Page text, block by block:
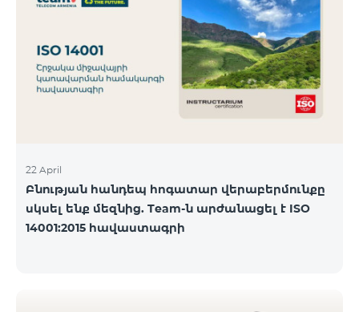
գրաֆիկը Երևան Կիլիկիա 09:00-18:00 09:00-17:00
Երևան Անդրանիկ 09:00-18:00 09:00-17:00 Երևան
ՀԱԹ 09:00-20:00 09:00-17:00 Երևան Ազատություն
09:00-19:00 09:00-17:00 Երևան Կոմիտաս 1 09:00-
19:00 09:00-17:00 Երևան Դավիթաշեն 09:00-20:00
22 April
Բնության հանդեպ հոգատար վերաբերմունքը
սկսել ենք մեզնից. Team-ն արժանացել է ISO
14001:2015 հավաստագրի